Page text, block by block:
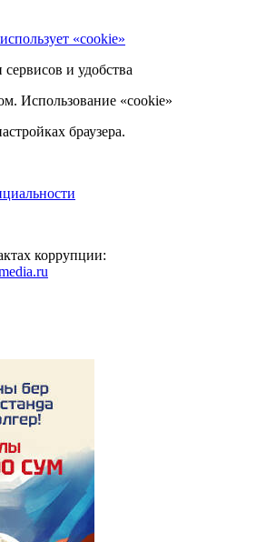
«cookie»
и удобства
Использование «cookie»
браузера.
коррупции: